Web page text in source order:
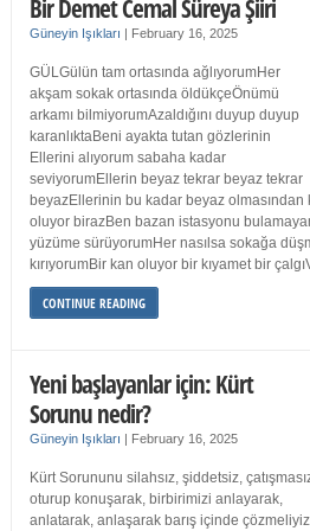
Bir Demet Cemal Süreya Şiiri
Güneyin Işıkları | February 16, 2025
GÜLGülün tam ortasında ağlıyorumHer
akşam sokak ortasında öldükçeÖnümü
arkamı bilmiyorumAzaldığını duyup duyup
karanlıktaBeni ayakta tutan gözlerinin
Ellerini alıyorum sabaha kadar
seviyorumEllerin beyaz tekrar beyaz tekrar
beyazEllerinin bu kadar beyaz
oluyor birazBen bazan istasyonu
yüzüme sürüyorumHer nasılsa sokağa
kırıyorumBir kan oluyor bir kıyamet bir
CONTINUE READING
Yeni başlayanlar için: Kürt
Sorunu nedir?
Güneyin Işıkları | February 16, 2025
Kürt Sorununu silahsız, şiddetsiz,
oturup konuşarak, birbirimizi anlayarak,
anlatarak, anlaşarak barış içinde